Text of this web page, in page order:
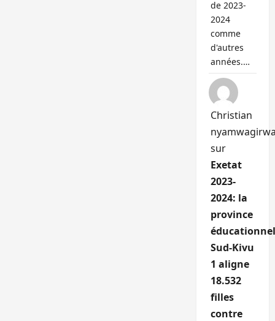
de 2023-
2024
comme
d'autres
années.…
Christian
sur
Exetat
2023-
2024: la
province
Sud-Kivu
1 aligne
18.532
filles
contre